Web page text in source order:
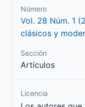
Número
Vol. 28 Núm. 1
clásicos y
Sección
Artículos
Licencia